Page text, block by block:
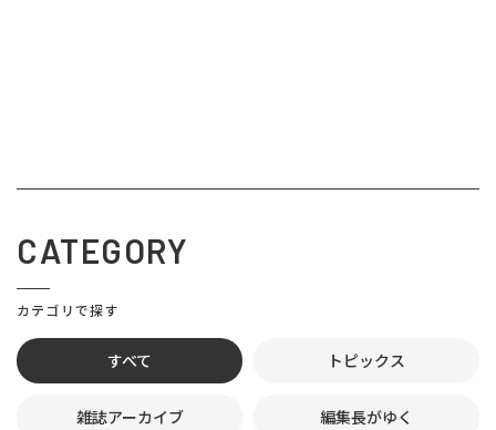
CATEGORY
カテゴリで探す
すべて トピックス
雑誌アーカイブ 編集長がゆく